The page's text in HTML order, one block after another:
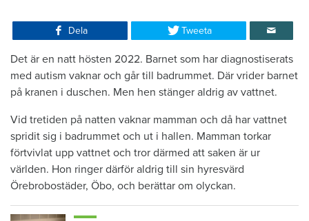
Dela Tweeta
Det är en natt hösten 2022. Barnet som har diagnostiserats
med autism vaknar och går till badrummet. Där vrider barnet
på kranen i duschen. Men hen stänger aldrig av vattnet.
Vid tretiden på natten vaknar mamman och då har vattnet
spridit sig i badrummet och ut i hallen. Mamman torkar
förtvivlat upp vattnet och tror därmed att saken är ur
världen. Hon ringer därför aldrig till sin hyresvärd
Örebrobostäder, Öbo, och berättar om olyckan.